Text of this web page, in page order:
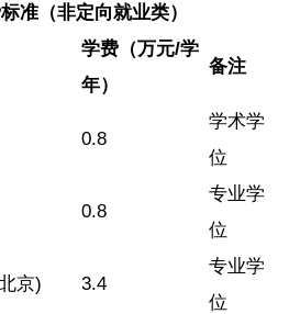
准（非定向就业类）
学费（万元/学
年）
备注
0.8
学术学
位
0.8
专业学
位
京) 3.4
专业学
位